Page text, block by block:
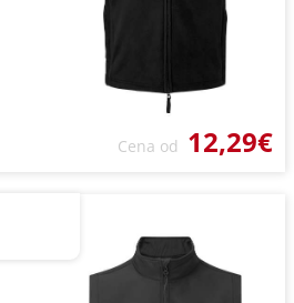
Cena od 12,29€